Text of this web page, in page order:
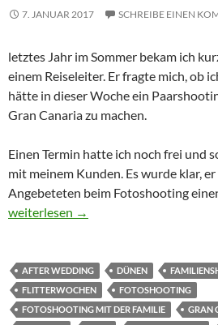
7. JANUAR 2017 SCHREIBE EINEN
letztes Jahr im Sommer bekam ich
einem Reiseleiter. Er fragte mich, ob
hätte in dieser Woche ein
Gran Canaria zu machen.
Einen Termin hatte ich noch frei und
mit meinem Kunden. Es wurde klar,
Angebeteten beim Fotoshooting
Heiratsantrag in den Dünen von Gran
weiterlesen →
AFTER WEDDING DÜNEN
FLITTERWOCHEN
FOTOSHOOTING
FOTOSHOOTING MIT DER FAMILIE
GRAN